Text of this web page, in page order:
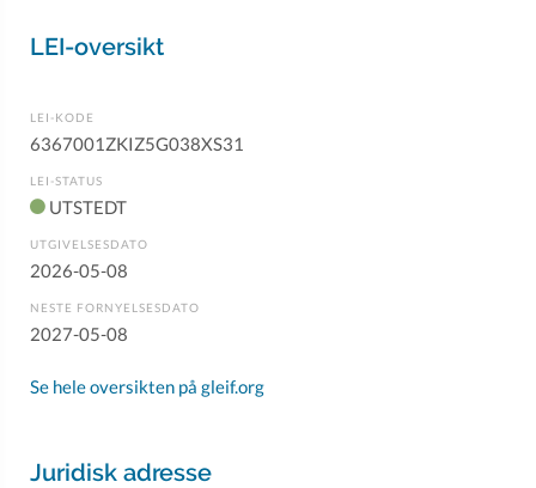
LEI-oversikt
LEI-KODE
6367001ZKIZ5G038XS31
LEI-STATUS
UTSTEDT
UTGIVELSESDATO
2026-05-08
NESTE FORNYELSESDATO
2027-05-08
Se hele oversikten på gleif.org
Juridisk adresse